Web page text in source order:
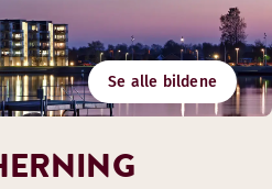
Se alle bildene